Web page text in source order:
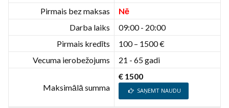
Pirmais bez maksas
Nē
Darba laiks
09:00 - 20:00
Pirmais kredīts
100 – 1500 €
Vecuma ierobežojums
21 - 65 gadi
Maksimālā summa
€ 1500
SAŅEMT NAUDU